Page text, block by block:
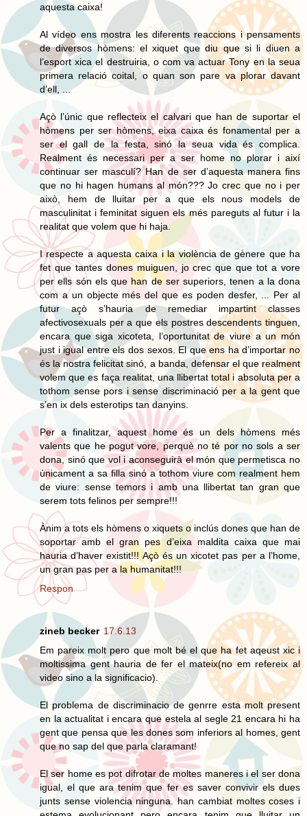
aquesta caixa!
Al vídeo ens mostra les diferents reaccions i pensaments
de diversos hòmens: el xiquet que diu que si li diuen a
l’esport xica el destruiria, o com va actuar Tony en la seua
primera relació coital, o quan son pare va plorar davant
d’ell, ...
Açò l’únic que reflecteix el calvari que han de suportar el
hòmens per ser hòmens, eixa caixa és fonamental per a
ser el gall de la festa, sinó la seua vida és complica.
Realment és necessari per a ser home no plorar i així
continuar ser masculí? Han de ser d’aquesta manera fins
que no hi hagen humans al món??? Jo crec que no i per
això, hem de lluitar per a que els nous models de
masculinitat i feminitat siguen els més pareguts al futur i la
realitat que volem que hi haja.
I respecte a aquesta caixa i la violència de gènere que ha
fet que tantes dones muiguen, jo crec que que tot a vore
per ells són els que han de ser superiors, tenen a la dona
com a un objecte més del que es poden desfer, ... Per al
futur açò s’hauria de remediar impartint classes
afectivosexuals per a que els postres descendents tinguen,
encara que siga xicoteta, l’oportunitat de viure a un món
just i igual entre els dos sexos. El que ens ha d’importar no
és la nostra felicitat sinó, a banda, defensar el que realment
volem que es faça realitat, una llibertat total i absoluta per a
tothom sense pors i sense discriminació per a la gent que
s’en ix dels esterotips tan danyins.
Per a finalitzar, aquest home és un dels hòmens més
valents que he pogut vore, perquè no té por no sols a ser
dona, sinó que vol i aconseguirà el món que permetisca no
únicament a sa filla sinó a tothom viure com realment hem
de viure: sense temors i amb una llibertat tan gran que
serem tots felinos per sempre!!!
Ànim a tots els hòmens o xiquets o inclús dones que han de
soportar amb el gran pes d’eixa maldita caixa que mai
hauria d’haver existit!!! Açò és un xicotet pas per a l’home,
un gran pas per a la humanitat!!!
Respon
zineb becker 17.6.13
Em pareix molt pero que molt bé el que ha fet aqeust xic i
moltissima gent hauria de fer el mateix(no em refereix al
video sino a la significacio).
El problema de discriminacio de genrre esta molt present
en la actualitat i encara que estela al segle 21 encara hi ha
gent que pensa que les dones som inferiors al homes, gent
que no sap del que parla claramant!
El ser home es pot difrotar de moltes maneres i el ser dona
igual, el que ara tenim que fer es saver convivir els dues
junts sense violencia ninguna. han cambiat moltes coses i